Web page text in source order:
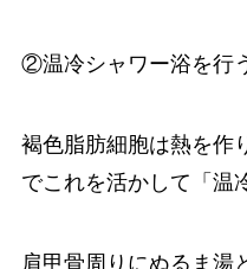
②温冷シャワー浴を行
褐色脂肪細胞は熱を作
でこれを活かして「温
肩甲骨周りにぬるま湯